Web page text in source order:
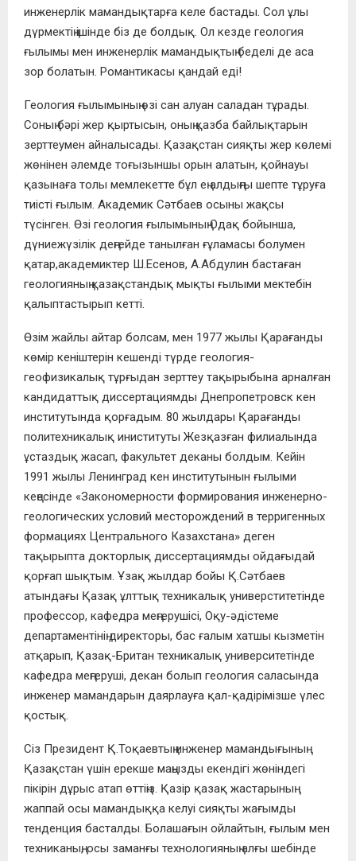
инженерлік мамандықтарға келе бастады. Сол ұлы
дүрмектің ішінде біз де болдық. Ол кезде геология
ғылымы мен инженерлік мамандықтың беделі де аса
зор болатын. Романтикасы қандай еді!
Геология ғылымының өзі сан алуан саладан тұрады.
Соның бәрі жер қыртысын, оның қазба байлықтарын
зерттеумен айналысады. Қазақстан сияқты жер көлемі
жөнінен әлемде тоғызыншы орын алатын, қойнауы
қазынаға толы мемлекетте бұл ең алдыңғы шепте тұруға
тиісті ғылым. Академик Сәтбаев осыны жақсы
түсінген. Өзі геология ғылымының Одақ бойынша,
дүниежүзілік деңгейде танылған ғұламасы болумен
қатар,академиктер Ш.Есенов, А.Абдулин бастаған
геологияның қазақстандық мықты ғылыми мектебін
қалыптастырып кетті.
Өзім жайлы айтар болсам, мен 1977 жылы Қарағанды
көмір кеніштерін кешенді түрде геология-
геофизикалық тұрғыдан зерттеу тақырыбына арналған
кандидаттық диссертациямды Днепропетровск кен
институтында қорғадым. 80 жылдары Қарағанды
политехникалық иниституты Жезқазған филиалында
ұстаздық жасап, факультет деканы болдым. Кейін
1991 жылы Ленинград кен институтынын ғылыми
кеңесінде «Закономерности формирования инженерно-
геологических условий месторождений в терригенных
формациях Центрального Казахстана» деген
тақырыпта докторлық диссертациямды ойдағыдай
қорғап шықтым. Ұзақ жылдар бойы Қ.Сәтбаев
атындағы Қазақ ұлттық техникалық универститетінде
профессор, кафедра меңгерушісі, Оқу-әдістеме
департаментінің директоры, бас ғалым хатшы кызметін
атқарып, Қазақ-Британ техникалық университетінде
кафедра меңгеруші, декан болып геология саласында
инженер мамандарын даярлауға қал-қадірімізше үлес
қостық.
Сіз Президент Қ.Тоқаевтың инженер мамандығының
Қазақстан үшін ерекше маңызды екендігі жөніндегі
пікірін дұрыс атап өттіңіз. Қазір қазақ жастарының
жаппай осы мамандыққа келуі сияқты жағымды
тенденция басталды. Болашағын ойлайтын, ғылым мен
техниканың, осы заманғы технологияның алғы шебінде